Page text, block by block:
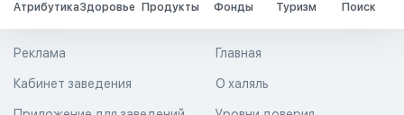
АтрибутикаЗдоровье Продукты Фонды Туризм Поиск
Главная
О халяль
Реклама
Кабинет заведения